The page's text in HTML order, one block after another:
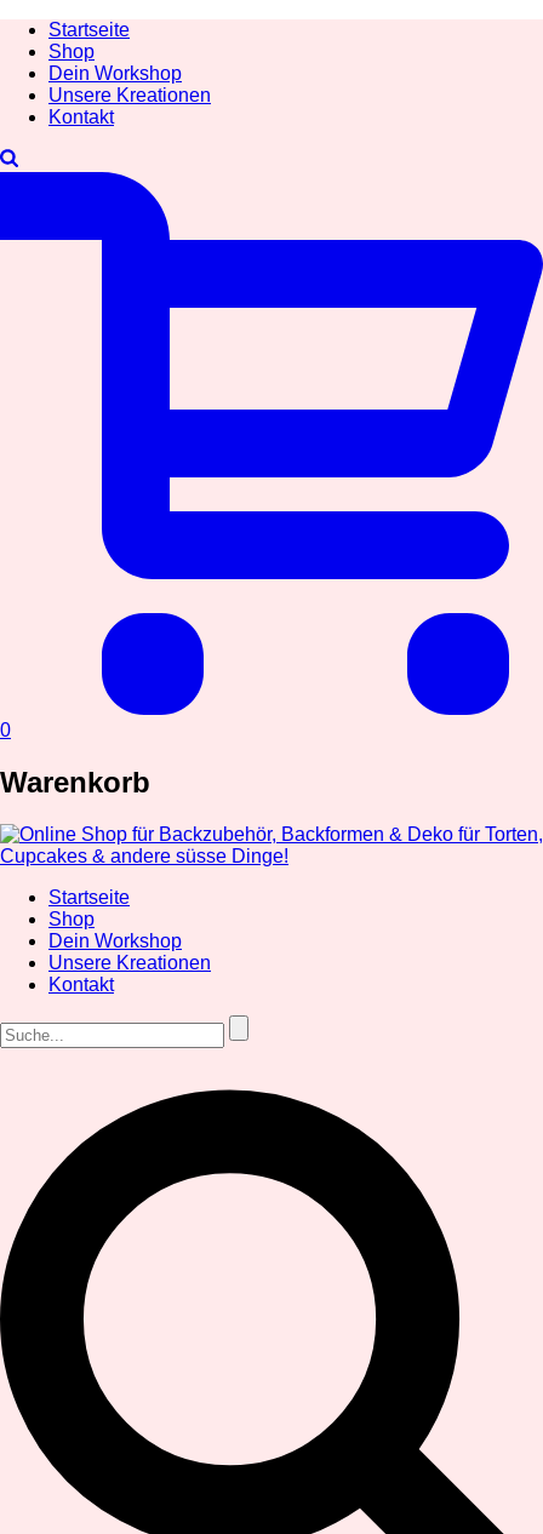
Startseite
Shop
Dein Workshop
Unsere Kreationen
Kontakt
0
Warenkorb
Startseite
Shop
Dein Workshop
Unsere Kreationen
Kontakt